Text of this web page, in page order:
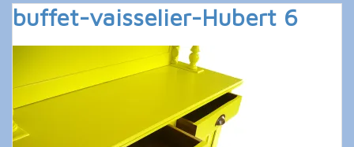
buffet-vaisselier-Hubert 6